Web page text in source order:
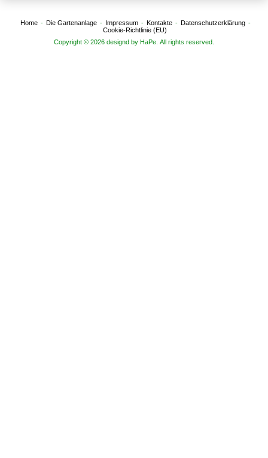
Home Die Gartenanlage Impressum Kontakte
Datenschutzerklärung
Cookie-Richtlinie (EU)
Copyright © 2026 designd by HaPe. All rights reserved.